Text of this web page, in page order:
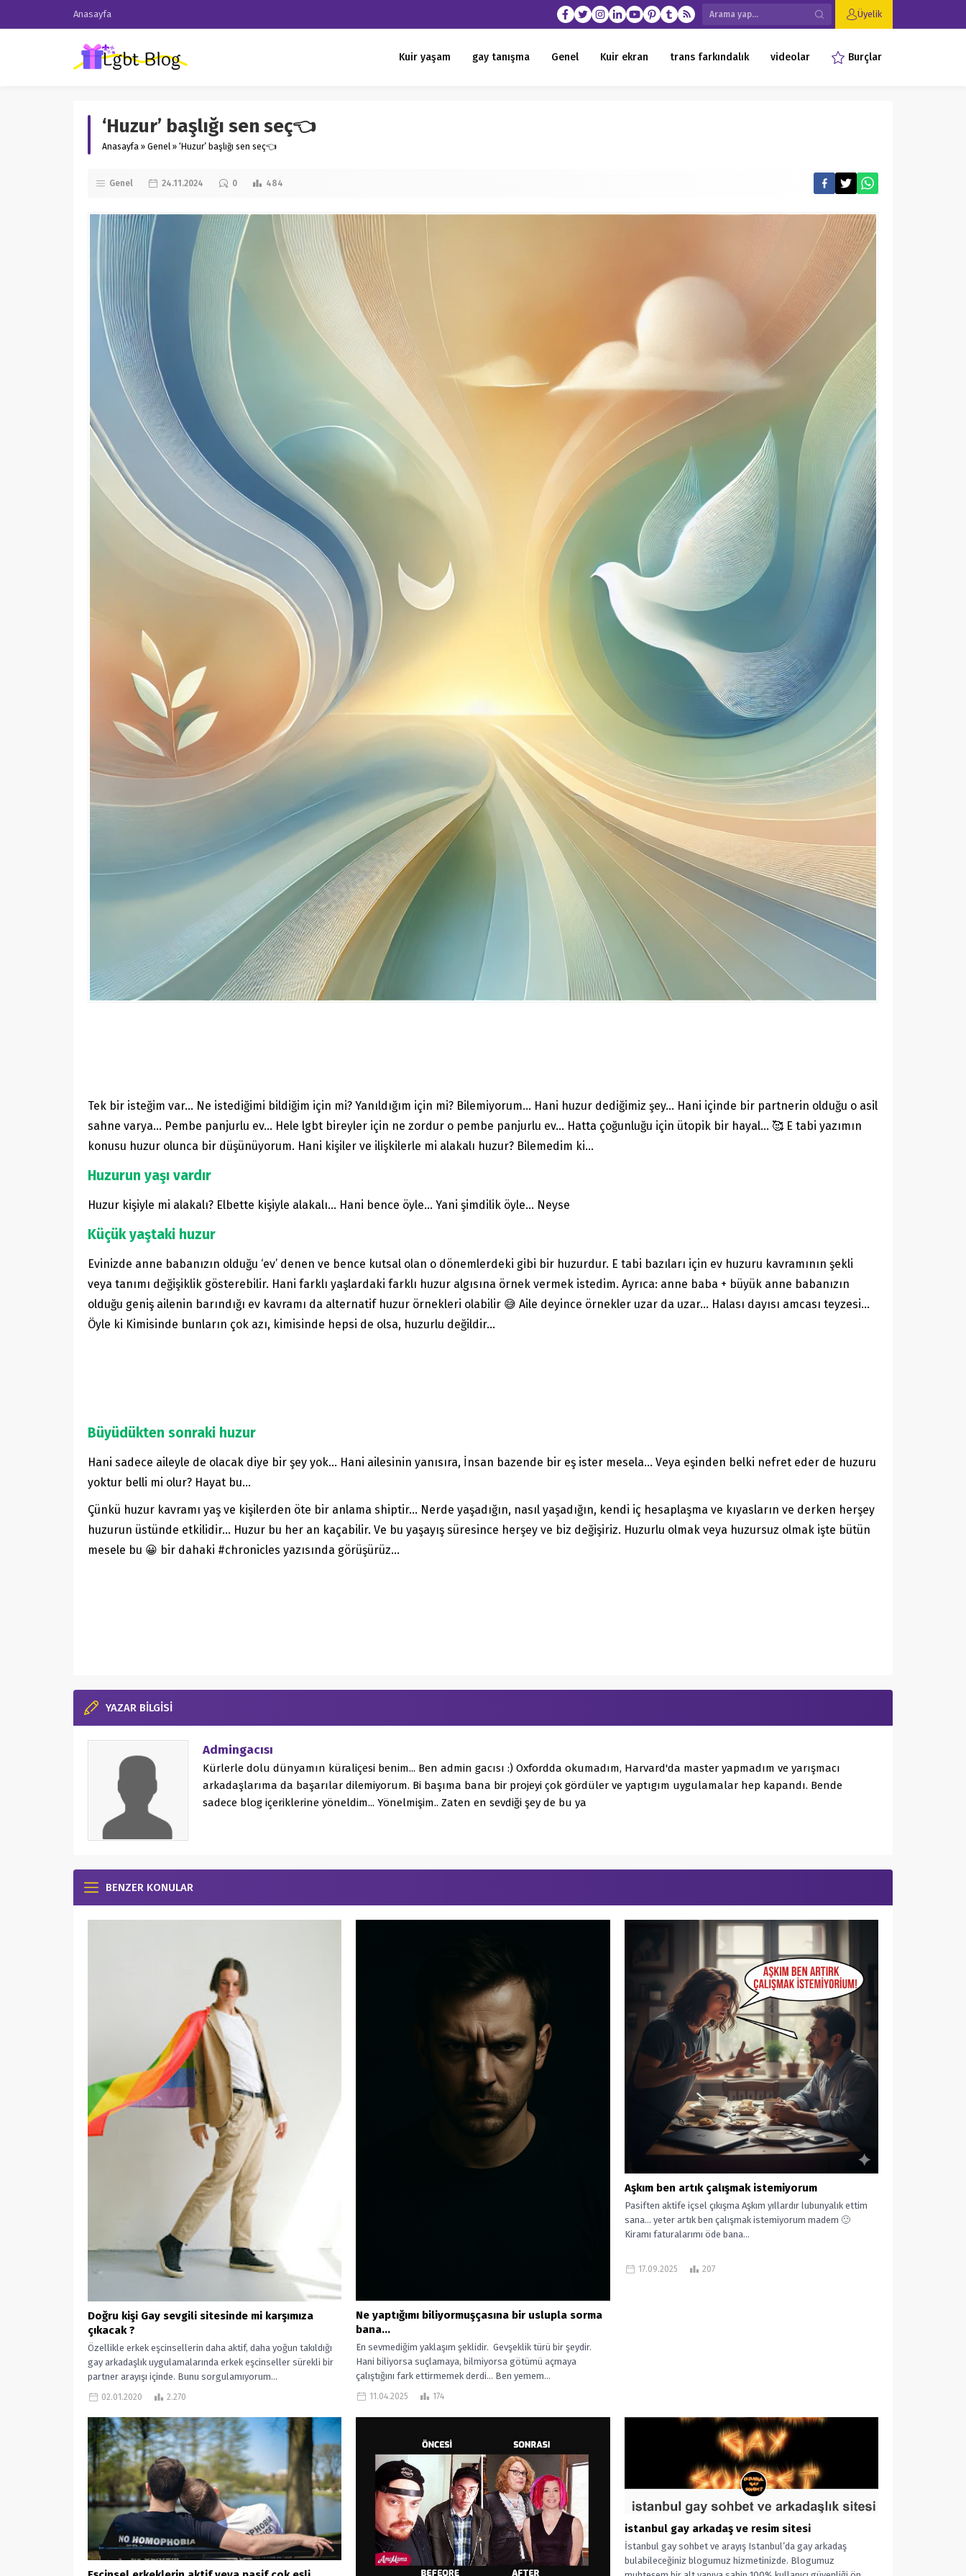
Anasayfa Üyelik
Kuir yaşam gay tanışma Genel Kuir ekran trans farkındalık videolar Burçlar
‘Huzur’ başlığı sen seç👈
Anasayfa » Genel » ‘Huzur’ başlığı sen seç👈
Genel 24.11.2024 0 484
Tek bir isteğim var… Ne istediğimi bildiğim için mi? Yanıldığım için mi? Bilemiyorum… Hani huzur dediğimiz şey… Hani içinde bir partnerin olduğu o asil
sahne varya… Pembe panjurlu ev… Hele lgbt bireyler için ne zordur o pembe panjurlu ev… Hatta çoğunluğu için ütopik bir hayal… 🥰 E tabi yazımın
konusu huzur olunca bir düşünüyorum. Hani kişiler ve ilişkilerle mi alakalı huzur? Bilemedim ki…
Huzurun yaşı vardır
Huzur kişiyle mi alakalı? Elbette kişiyle alakalı… Hani bence öyle… Yani şimdilik öyle… Neyse
Küçük yaştaki huzur
Evinizde anne babanızın olduğu ‘ev’ denen ve bence kutsal olan o dönemlerdeki gibi bir huzurdur. E tabi bazıları için ev huzuru kavramının şekli
veya tanımı değişiklik gösterebilir. Hani farklı yaşlardaki farklı huzur algısına örnek vermek istedim. Ayrıca: anne baba + büyük anne babanızın
olduğu geniş ailenin barındığı ev kavramı da alternatif huzur örnekleri olabilir 😅 Aile deyince örnekler uzar da uzar… Halası dayısı amcası teyzesi…
Öyle ki Kimisinde bunların çok azı, kimisinde hepsi de olsa, huzurlu değildir…
Büyüdükten sonraki huzur
Hani sadece aileyle de olacak diye bir şey yok… Hani ailesinin yanısıra, İnsan bazende bir eş ister mesela… Veya eşinden belki nefret eder de huzuru
yoktur belli mi olur? Hayat bu…
Çünkü huzur kavramı yaş ve kişilerden öte bir anlama shiptir… Nerde yaşadığın, nasıl yaşadığın, kendi iç hesaplaşma ve kıyasların ve derken herşey
huzurun üstünde etkilidir… Huzur bu her an kaçabilir. Ve bu yaşayış süresince herşey ve biz değişiriz. Huzurlu olmak veya huzursuz olmak işte bütün
mesele bu 😀 bir dahaki #chronicles yazısında görüşürüz…
YAZAR BİLGİSİ
Admingacısı
Kürlerle dolu dünyamın küraliçesi benim... Ben admin gacısı :) Oxfordda okumadım, Harvard'da master yapmadım ve yarışmacı
arkadaşlarıma da başarılar dilemiyorum. Bi başıma bana bir projeyi çok gördüler ve yaptıgım uygulamalar hep kapandı. Bende
sadece blog içeriklerine yöneldim... Yönelmişim.. Zaten en sevdiği şey de bu ya
BENZER KONULAR
Doğru kişi Gay sevgili sitesinde mi karşımıza
çıkacak ?
Özellikle erkek eşcinsellerin daha aktif, daha yoğun takıldığı
gay arkadaşlık uygulamalarında erkek eşcinseller sürekli bir
partner arayışı içinde. Bunu sorgulamıyorum...
02.01.2020 2.270
Ne yaptığımı biliyormuşçasına bir uslupla sorma
bana…
En sevmediğim yaklaşım şeklidir. Gevşeklik türü bir şeydir.
Hani biliyorsa suçlamaya, bilmiyorsa götümü açmaya
çalıştığını fark ettirmemek derdi… Ben yemem...
11.04.2025 174
Aşkım ben artık çalışmak istemiyorum
Pasiften aktife içsel çıkışma Aşkım yıllardır lubunyalık ettim
sana… yeter artık ben çalışmak istemiyorum madem 🙂
Kiramı faturalarımı öde bana...
17.09.2025 207
istanbul gay arkadaş ve resim sitesi
İstanbul gay sohbet ve arayış Istanbul’da gay arkadaş
bulabileceğiniz blogumuz hizmetinizde. Blogumuz